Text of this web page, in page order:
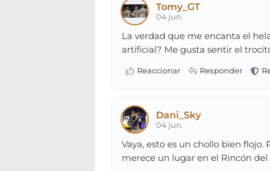
Tomy_GT
04 jun.
La verdad que me encanta el
artificial? Me gusta sentir el
Dani_Sky
04 jun.
Vaya, esto es un chollo bien
merece un lugar en el Rincón del